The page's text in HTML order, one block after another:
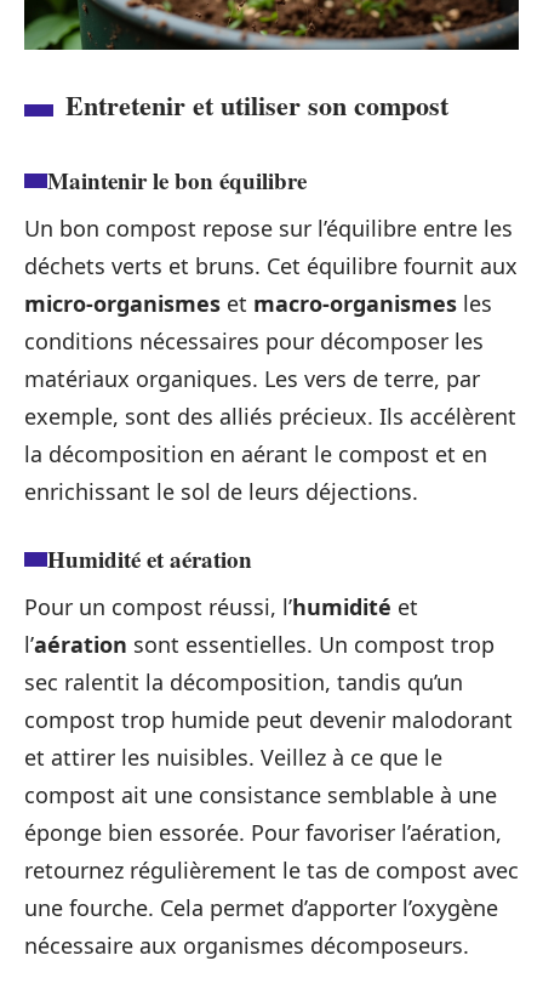
Entretenir et utiliser son compost
Maintenir le bon équilibre
Un bon compost repose sur l’équilibre entre les
déchets verts et bruns. Cet équilibre fournit aux
micro-organismes et macro-organismes les
conditions nécessaires pour décomposer les
matériaux organiques. Les vers de terre, par
exemple, sont des alliés précieux. Ils accélèrent
la décomposition en aérant le compost et en
enrichissant le sol de leurs déjections.
Humidité et aération
Pour un compost réussi, l’humidité et
l’aération sont essentielles. Un compost trop
sec ralentit la décomposition, tandis qu’un
compost trop humide peut devenir malodorant
et attirer les nuisibles. Veillez à ce que le
compost ait une consistance semblable à une
éponge bien essorée. Pour favoriser l’aération,
retournez régulièrement le tas de compost avec
une fourche. Cela permet d’apporter l’oxygène
nécessaire aux organismes décomposeurs.